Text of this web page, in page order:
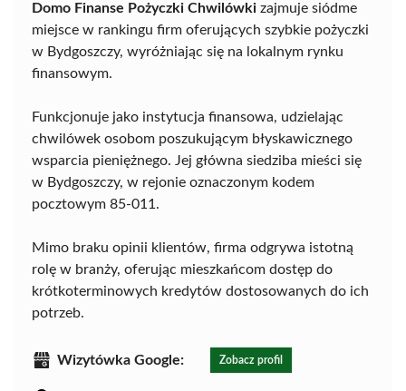
Domo Finanse Pożyczki Chwilówki zajmuje siódme
miejsce w rankingu firm oferujących szybkie pożyczki
w Bydgoszczy, wyróżniając się na lokalnym rynku
finansowym.
Funkcjonuje jako instytucja finansowa, udzielając
chwilówek osobom poszukującym błyskawicznego
wsparcia pieniężnego. Jej główna siedziba mieści się
w Bydgoszczy, w rejonie oznaczonym kodem
pocztowym 85-011.
Mimo braku opinii klientów, firma odgrywa istotną
rolę w branży, oferując mieszkańcom dostęp do
krótkoterminowych kredytów dostosowanych do ich
potrzeb.
Wizytówka Google: Zobacz profil